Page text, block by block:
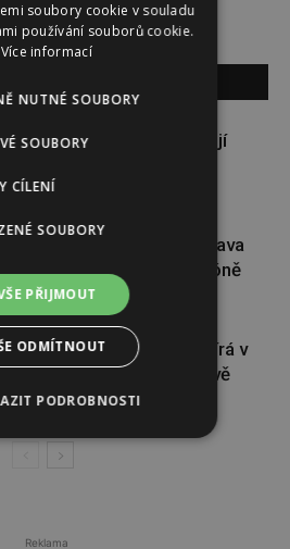
Soukalová se nebojí
si na Colours of Ostrava
plnou zážitků v IQOS zóně
řetězec NORMAL otevírá v
republice své první dvě
prodejny
Reklama
soubory cookie v souladu
používání souborů cookie.
Více informací
NUTNÉ SOUBORY
SOUBORY
CÍLENÍ
SOUBORY
PŘIJMOUT
ODMÍTNOUT
PODROBNOSTI